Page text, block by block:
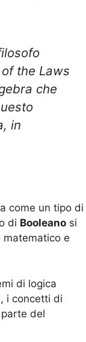
the Laws
che
in
come un tipo di
di Booleano si
matematico e
di logica
i concetti di
del